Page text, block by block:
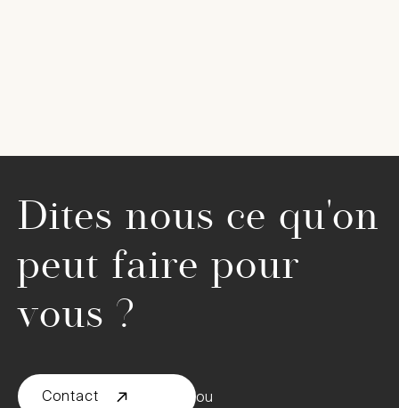
Dites nous ce qu'on
peut faire pour
vous ?
Contact
ou